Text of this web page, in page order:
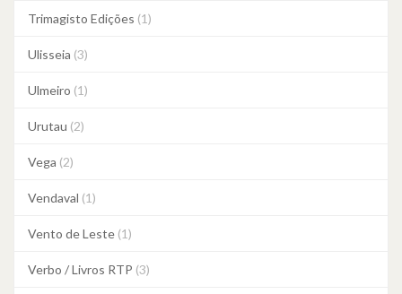
Trimagisto Edições (1)
Ulisseia (3)
Ulmeiro (1)
Urutau (2)
Vega (2)
Vendaval (1)
Vento de Leste (1)
Verbo / Livros RTP (3)